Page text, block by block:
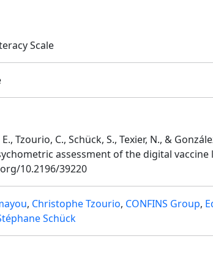
Scale
Tzourio, C., Schück, S., Texier, N., &
assessment of the digital
10.2196/39220
, Christophe Tzourio, CONFINS Group,
Schück